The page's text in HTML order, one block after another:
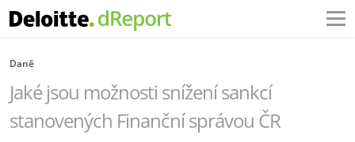
Daně
Jaké jsou možnosti snížení sankcí
stanovených Finanční správou ČR